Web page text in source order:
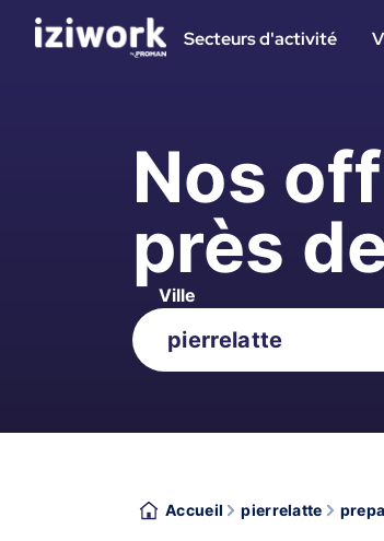
Secteurs d'activité
Nos
près
Ville
Accueil pierrelatte